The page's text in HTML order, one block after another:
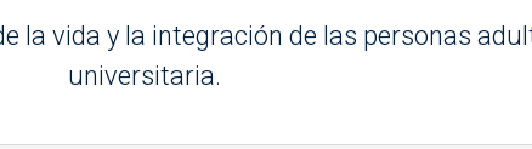
la vida y la integración de las personas
universitaria.